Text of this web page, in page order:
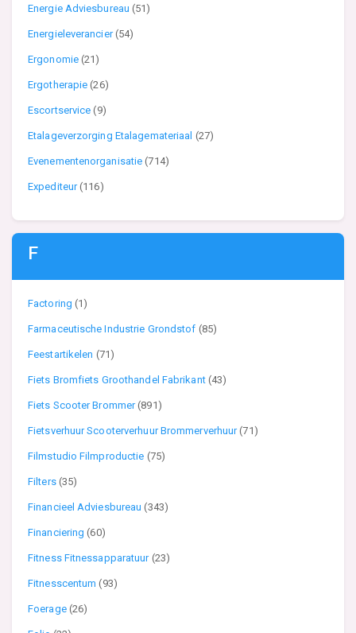
Energie Adviesbureau(51)
Energieleverancier(54)
Ergonomie (21)
Ergotherapie(26)
Escortservice(9)
Etalageverzorging Etalagemateriaal (27)
Evenementenorganisatie(714)
Expediteur(116)
F
Factoring (1)
Farmaceutische Industrie Grondstof (85)
Feestartikelen (71)
Fiets Bromfiets Groothandel Fabrikant (43)
Fiets Scooter Brommer(891)
Fietsverhuur Scooterverhuur Brommerverhuur(71)
Filmstudio Filmproductie (75)
Filters (35)
Financieel Adviesbureau(343)
Financiering(60)
Fitness Fitnessapparatuur (23)
Fitnesscentum(93)
Foerage (26)